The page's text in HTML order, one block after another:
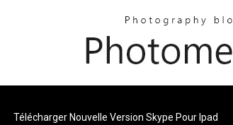
Télécharger Nouvelle Version Skype Pour Ipad